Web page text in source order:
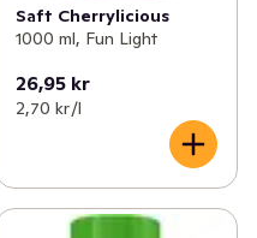
Saft Cherrylicious
1000 ml, Fun Light
26,95 kr
2,70 kr /l